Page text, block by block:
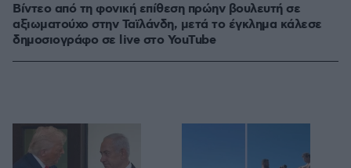
Βίντεο από τη φονική επίθεση πρώην βουλευτή σε
αξιωματούχο στην Ταϊλάνδη, μετά το έγκλημα κάλεσε
δημοσιογράφο σε live στο YouTube